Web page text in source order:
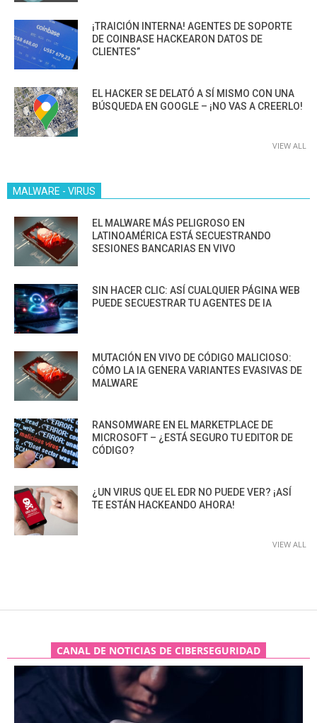
¡TRAICIÓN INTERNA! AGENTES DE SOPORTE
DE COINBASE HACKEARON DATOS DE
CLIENTES”
EL HACKER SE DELATÓ A SÍ MISMO CON UNA
BÚSQUEDA EN GOOGLE – ¡NO VAS A CREERLO!
VIEW ALL
MALWARE - VIRUS
EL MALWARE MÁS PELIGROSO EN
LATINOAMÉRICA ESTÁ SECUESTRANDO
SESIONES BANCARIAS EN VIVO
SIN HACER CLIC: ASÍ CUALQUIER PÁGINA WEB
PUEDE SECUESTRAR TU AGENTES DE IA
MUTACIÓN EN VIVO DE CÓDIGO MALICIOSO:
CÓMO LA IA GENERA VARIANTES EVASIVAS DE
MALWARE
RANSOMWARE EN EL MARKETPLACE DE
MICROSOFT – ¿ESTÁ SEGURO TU EDITOR DE
CÓDIGO?
¿UN VIRUS QUE EL EDR NO PUEDE VER? ¡ASÍ
TE ESTÁN HACKEANDO AHORA!
VIEW ALL
CANAL DE NOTICIAS DE CIBERSEGURIDAD